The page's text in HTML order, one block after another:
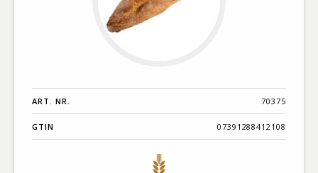
ART. NR. 70375
GTIN 07391288412108